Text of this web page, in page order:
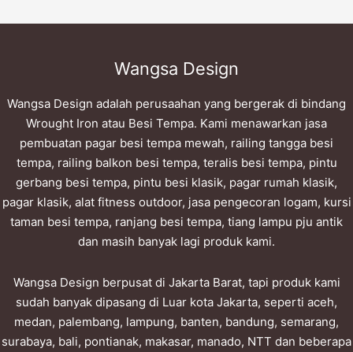
Wangsa Design
Wangsa Design adalah perusaahan yang bergerak di bindang
Wrought Iron atau Besi Tempa. Kami menawarkan jasa
pembuatan pagar besi tempa mewah, railing tangga besi
tempa, railing balkon besi tempa, teralis besi tempa, pintu
gerbang besi tempa, pintu besi klasik, pagar rumah klasik,
pagar klasik, alat fitness outdoor, jasa pengecoran logam, kursi
taman besi tempa, ranjang besi tempa, tiang lampu pju antik
dan masih banyak lagi produk kami.
Wangsa Design berpusat di Jakarta Barat, tapi produk kami
sudah banyak dipasang di Luar kota Jakarta, seperti aceh,
medan, palembang, lampung, banten, bandung, semarang,
surabaya, bali, pontianak, makasar, manado, NTT dan beberapa